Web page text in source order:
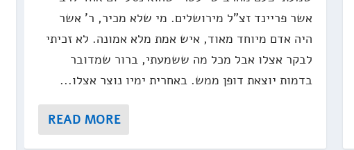
אשר פריינד זצ"ל מירושלים. מי שלא מכיר, ר' אשר
היה אדם מיוחד מאוד, איש אמת מלא אמונה. לא זכיתי
לבקר אצלו אבל מכל מה ששמעתי, ברור שמדובר
בדמות יוצאת דופן ממש. באחרית ימיו נוצר אצלו...
READ MORE